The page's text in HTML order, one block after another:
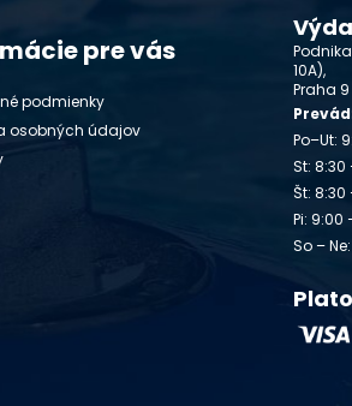
pre vás
podmienky
osobných údajov
10A),
Praha 9
Po–Ut:
St: 8:30
Št: 8:30
Pi: 9:00
So –